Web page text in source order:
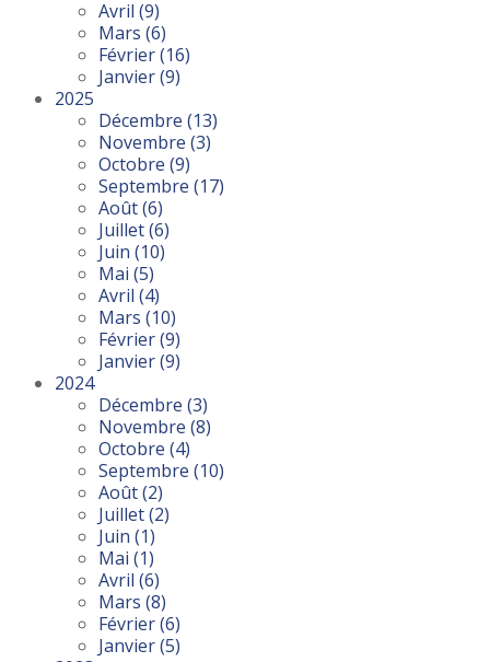
Avril (9)
Mars (6)
Février(16)
Janvier(9)
2025
Décembre (13)
Novembre (3)
Octobre (9)
Septembre (17)
Août(6)
Juillet(6)
Juin (10)
Mai (5)
Avril (4)
Mars (10)
Février(9)
Janvier(9)
2024
Décembre (3)
Novembre (8)
Octobre (4)
Septembre (10)
Août(2)
Juillet(2)
Juin (1)
Mai (1)
Avril (6)
Mars (8)
Février(6)
Janvier(5)